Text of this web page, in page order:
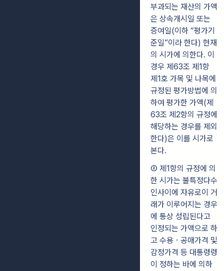
부과되는 재산의 가액
은 상속개시일 또는
증여일(이하 “평가기
준일”이라 한다) 현재
의 시가에 의한다. 이
경우 제63조 제1항
제1호 가목 및 나목에
규정된 평가방법에 의
하여 평가한 가액(제
63조 제2항의 규정에
해당하는 경우를 제외
한다)은 이를 시가로
본다.
② 제1항의 규정에 의
한 시가는 불특정다수
인사이에 자유로이 거
래가 이루어지는 경우
에 통상 성립된다고
인정되는 가액으로 하
고 수용ㆍ공매가격 및
감정가격 등 대통령령
이 정하는 바에 의하